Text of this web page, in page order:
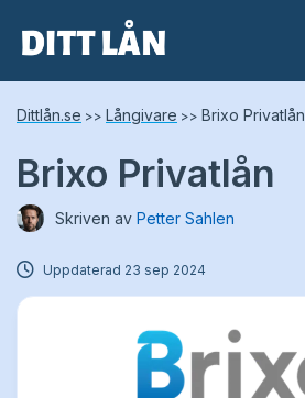
Lånetyper
Snabblån
Kontokredit
Privatlån
Låneförmedlare
Dittlån.se >> Långivare >> Brixo Privatlån
Brixo Privatlån
Skriven av Petter Sahlen
Uppdaterad 23 sep 2024